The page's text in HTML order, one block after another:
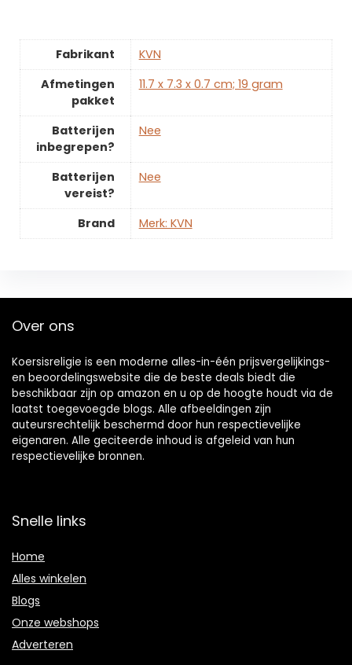
Fabrikant
‎KVN
Afmetingen
pakket
‎11.7 x 7.3 x 0.7 cm; 19 gram
Batterijen
inbegrepen?
‎Nee
Batterijen
vereist?
‎Nee
Brand Merk: KVN
Over ons
Koersisreligie is een moderne alles-in-één prijsvergelijkings-
en beoordelingswebsite die de beste deals biedt die
beschikbaar zijn op amazon en u op de hoogte houdt via de
laatst toegevoegde blogs. Alle afbeeldingen zijn
auteursrechtelijk beschermd door hun respectievelijke
eigenaren. Alle geciteerde inhoud is afgeleid van hun
respectievelijke bronnen.
Snelle links
Home
Alles winkelen
Blogs
Onze webshops
Adverteren